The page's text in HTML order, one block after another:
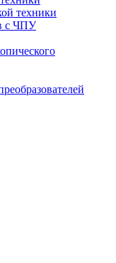
техники
с ЧПУ